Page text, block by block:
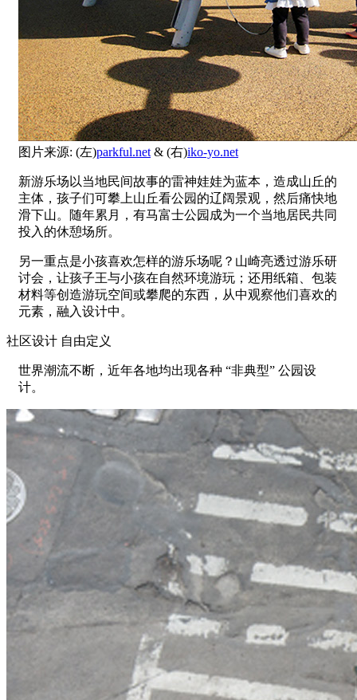
图片来源: (左)parkful.net & (右)iko-yo.net
新游乐场以当地民间故事的雷神娃娃为蓝本，造成山丘的
主体，孩子们可攀上山丘看公园的辽阔景观，然后痛快地
滑下山。随年累月，有马富士公园成为一个当地居民共同
投入的休憩场所。
另一重点是小孩喜欢怎样的游乐场呢？山崎亮透过游乐研
讨会，让孩子王与小孩在自然环境游玩；还用纸箱、包装
材料等创造游玩空间或攀爬的东西，从中观察他们喜欢的
元素，融入设计中。
社区设计 自由定义
世界潮流不断，近年各地均出现各种 “非典型” 公园设
计。